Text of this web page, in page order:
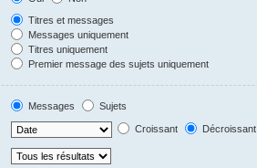
Titres et messages
Messages uniquement
Titres uniquement
Premier message des sujets uniquement
Messages
Sujets
Croissant Décroissant